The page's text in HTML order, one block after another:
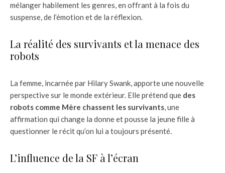
mélanger habilement les genres, en offrant à la fois du
suspense, de l’émotion et de la réflexion.
La réalité des survivants et la menace des
robots
La femme, incarnée par Hilary Swank, apporte une nouvelle
perspective sur le monde extérieur. Elle prétend que des
robots comme Mère chassent les survivants, une
affirmation qui change la donne et pousse la jeune fille à
questionner le récit qu’on lui a toujours présenté.
L’influence de la SF à l’écran